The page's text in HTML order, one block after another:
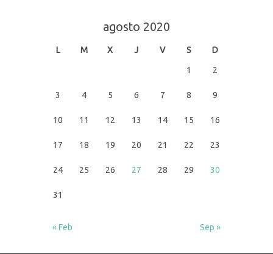
agosto 2020
L M X J V S D
1 2
3 4 5 6 7 8 9
10 11 12 13 14 15 16
17 18 19 20 21 22 23
24 25 26 27 28 29 30
31
« Feb Sep »